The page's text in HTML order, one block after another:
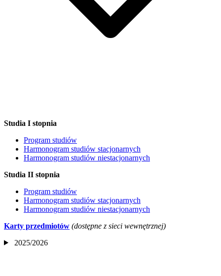
Studia I stopnia
Program studiów
Harmonogram studiów stacjonarnych
Harmonogram studiów niestacjonarnych
Studia II stopnia
Program studiów
Harmonogram studiów stacjonarnych
Harmonogram studiów niestacjonarnych
Karty przedmiotów (dostępne z sieci wewnętrznej)
2025/2026